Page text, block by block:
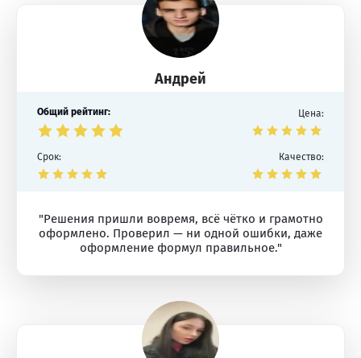
Андрей
Общий рейтинг: Цена:
Срок: Качество:
"Решения пришли вовремя, всё чётко и грамотно
оформлено. Проверил — ни одной ошибки, даже
оформление формул правильное."